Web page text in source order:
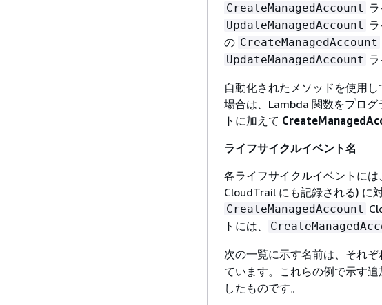
CreateManagedAccount
UpdateManagedAccount
の CreateManagedAccount
UpdateManagedAccount
自動化されたメソッドを使用
場合は、Lambda 関数をプログ
トに加えて
ライフサイクルイベント名
各ライフサイクルイベントに
CloudTrail にも記録される) に
CreateManagedAccount
トには、
次の一覧に示す名前は、それぞ
ています。これらの例で示す
したものです。